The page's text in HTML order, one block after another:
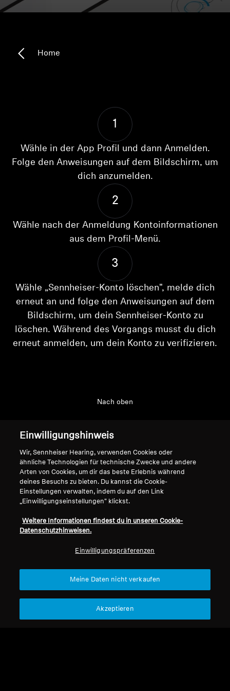
Hearing
Ressourcen zum Thema Hören
Original-Hörteile & Zubehör
AMBEO Soundbars und Subs
AMBEO Ersatzteile & Zubehör
Entdecken
Support
Professionell
Home
1
Wähle in der App Profil und dann Anmelden.
Folge den Anweisungen auf dem Bildschirm, um
dich anzumelden.
2
Wähle nach der Anmeldung Kontoinformationen
aus dem Profil-Menü.
3
Wähle „Sennheiser-Konto löschen", melde dich
erneut an und folge den Anweisungen auf dem
Bildschirm, um dein Sennheiser-Konto zu
löschen. Während des Vorgangs musst du dich
erneut anmelden, um dein Konto zu verifizieren.
Nach oben
Impressum
Vertrag widerrufen
Globale Datenschutzrichtlinie
Allgemeine
Geschäftsbedingungen für
Koordinierte Richtlinie zur
Unser Unternehmen
Karriere bei Sonova
Anmeldung erforderlich
Melden Sie sich bei Ihrem Konto an, um
Einwilligungshinweis
Wir, Sennheiser Hearing, verwenden Cookies oder
ähnliche Technologien für technische Zwecke und andere
Arten von Cookies, um dir das beste Erlebnis während
deines Besuchs zu bieten. Du kannst die Cookie-
Einstellungen verwalten, indem du auf den Link
„Einwilligungseinstellungen" klickst.
Weitere Informationen findest du in unseren Cookie-
Datenschutzhinweisen.
Einwilligungspräferenzen
Meine Daten nicht verkaufen
Akzeptieren